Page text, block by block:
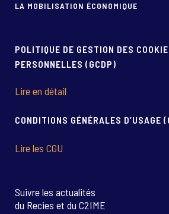
LA MOBILISATION ÉCONOMIQUE
POLITIQUE DE GESTION DES
PERSONNELLES (GCDP)
Lire en détail
CONDITIONS GÉNÉRALES D’USAGE
Lire les CGU
Suivre les actualités
du Recies et du C2IME